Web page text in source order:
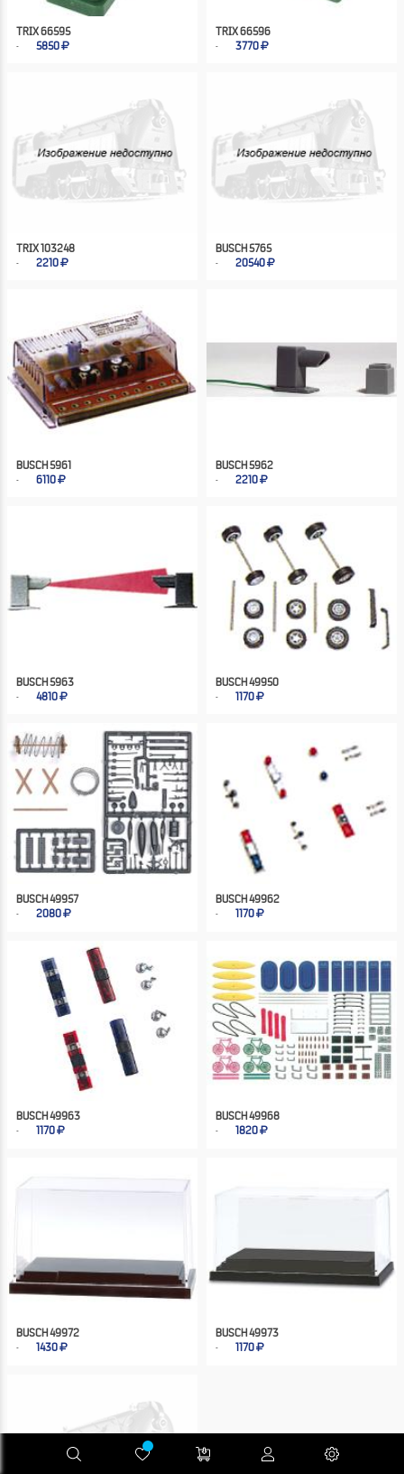
TRIX 66595
5850
TRIX 66596
3770
TRIX 103248
2210
BUSCH 5765
20540
BUSCH 5961
6110
BUSCH 5962
2210
BUSCH 5963
4810
BUSCH 49950
1170
BUSCH 49957
2080
BUSCH 49962
1170
BUSCH 49963
1170
BUSCH 49968
1820
BUSCH 49972
1430
BUSCH 49973
1170